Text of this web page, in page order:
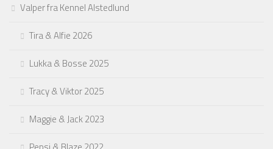
Valper fra Kennel Alstedlund
Tira & Alfie 2026
Lukka & Bosse 2025
Tracy & Viktor 2025
Maggie & Jack 2023